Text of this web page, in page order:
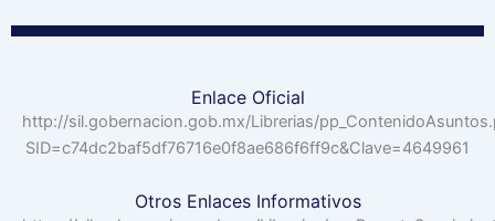
Enlace Oficial
http://sil.gobernacion.gob.mx/Librerias/
SID=c74dc2baf5df76716e0f8ae686f6ff9c&Clave=4649961
Otros Enlaces Informativos